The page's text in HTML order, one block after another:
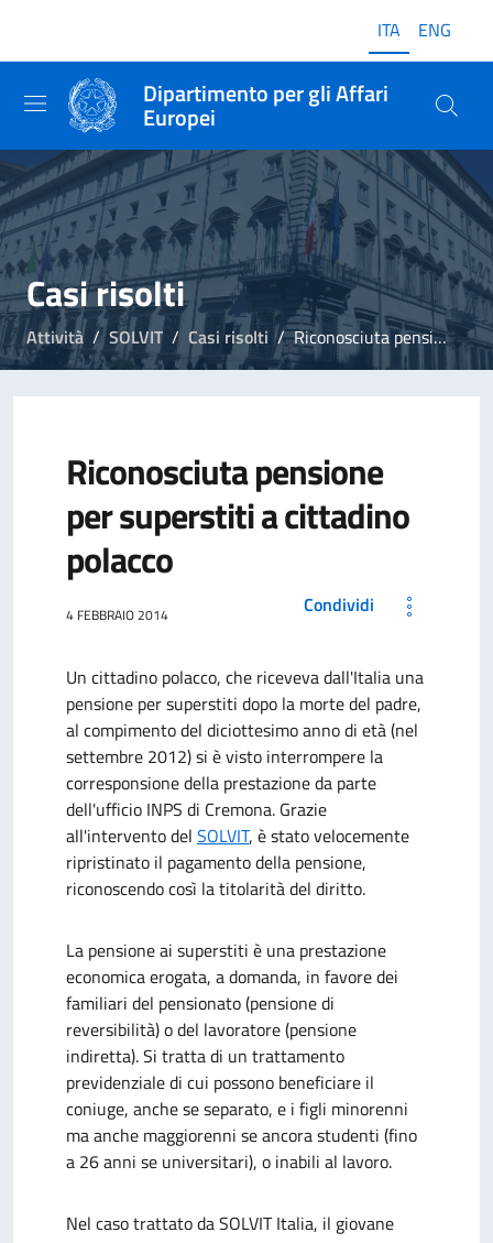
ITA ENG
Dipartimento per gli Affari
Europei
Casi risolti
Attività SOLVIT Casi risolti Riconosciuta pensione per superstiti a cittadino polacco
Riconosciuta pensione
per superstiti a cittadino
polacco
4 FEBBRAIO 2014 Condividi
Un cittadino polacco, che riceveva dall'Italia una
pensione per superstiti dopo la morte del padre,
al compimento del diciottesimo anno di età (nel
settembre 2012) si è visto interrompere la
corresponsione della prestazione da parte
dell'ufficio INPS di Cremona. Grazie
all'intervento del SOLVIT, è stato velocemente
ripristinato il pagamento della pensione,
riconoscendo così la titolarità del diritto.
La pensione ai superstiti è una prestazione
economica erogata, a domanda, in favore dei
familiari del pensionato (pensione di
reversibilità) o del lavoratore (pensione
indiretta). Si tratta di un trattamento
previdenziale di cui possono beneficiare il
coniuge, anche se separato, e i figli minorenni
ma anche maggiorenni se ancora studenti (fino
a 26 anni se universitari), o inabili al lavoro.
Nel caso trattato da SOLVIT Italia, il giovane